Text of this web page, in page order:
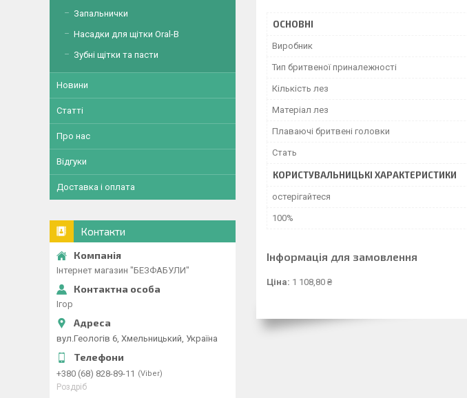
ОСНОВНІ
Виробник
Тип бритвеної приналежності
Кількість лез
Матеріал лез
Плаваючі бритвені головки
Стать
КОРИСТУВАЛЬНИЦЬКІ ХАРАКТЕРИСТИКИ
остерігайтеся
100%
Інформація для замовлення
Ціна: 1 108,80 ₴
Запальнички
Насадки для щітки Oral-B
Зубні щітки та пасти
Новини
Статті
Про нас
Відгуки
Доставка і оплата
Контакти
Інтернет магазин "БЕЗФАБУЛИ"
Ігор
вул.Геологів 6, Хмельницький, Україна
+380 (68) 828-89-11 Viber
Роздріб